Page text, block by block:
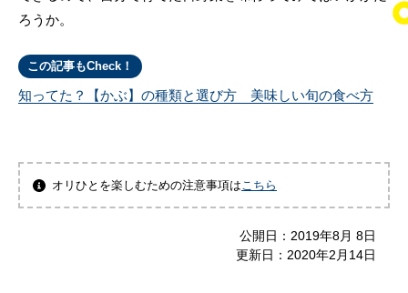
ろうか。
この記事もCheck！
知ってた？【かぶ】の種類と選び方 美味しい旬の食べ方
オリひとを楽しむための注意事項は こちら
公開日： 2019年8月 8日
更新日： 2020年2月14日